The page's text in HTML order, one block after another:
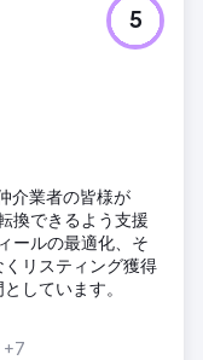
5
介業者の皆様が
換できるよう支援
ールの最適化、そ
リスティング獲得
しています。
+7